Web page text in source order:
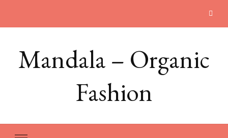
Mandala – Organic
Fashion